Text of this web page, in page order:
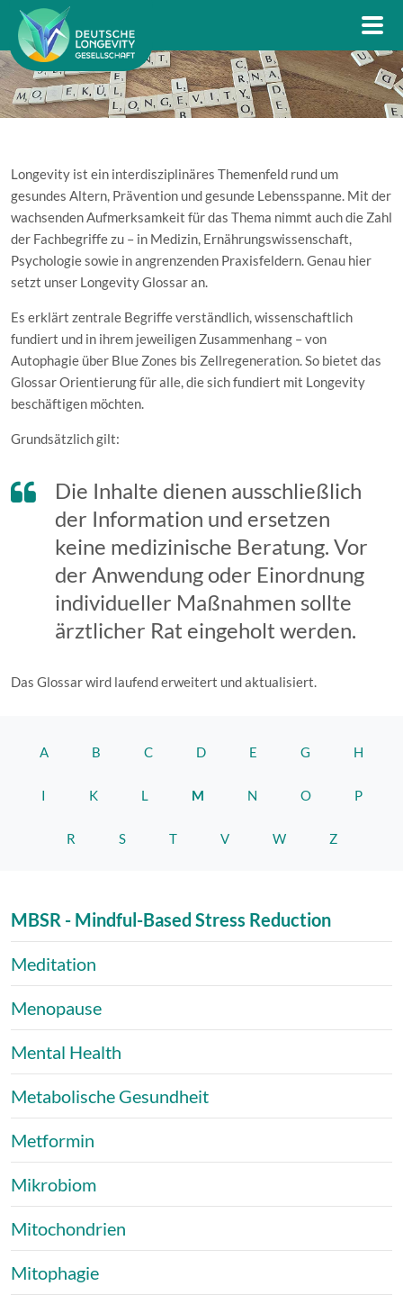
Longevity ist ein interdisziplinäres Themenfeld rund um
gesundes Altern, Prävention und gesunde Lebensspanne. Mit der
wachsenden Aufmerksamkeit für das Thema nimmt auch die Zahl
der Fachbegriffe zu – in Medizin, Ernährungswissenschaft,
Psychologie sowie in angrenzenden Praxisfeldern. Genau hier
setzt unser Longevity Glossar an.
Es erklärt zentrale Begriffe verständlich, wissenschaftlich
fundiert und in ihrem jeweiligen Zusammenhang – von
Autophagie über Blue Zones bis Zellregeneration. So bietet das
Glossar Orientierung für alle, die sich fundiert mit Longevity
beschäftigen möchten.
Grundsätzlich gilt:
Die Inhalte dienen ausschließlich
der Information und ersetzen
keine medizinische Beratung. Vor
der Anwendung oder Einordnung
individueller Maßnahmen sollte
ärztlicher Rat eingeholt werden.
Das Glossar wird laufend erweitert und aktualisiert.
A B C D E G H
I K L M N O P
R S T V W Z
MBSR - Mindful-Based Stress Reduction
Meditation
Menopause
Mental Health
Metabolische Gesundheit
Metformin
Mikrobiom
Mitochondrien
Mitophagie